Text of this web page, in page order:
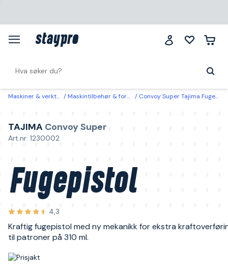
Maskiner & verktøy Maskintilbehør & forbruk Convoy Super Tajima Fugepistol
TAJIMA Convoy Super
Art.nr: 1230002
Fugepistol
4,3
Kraftig fugepistol med ny mekanikk for ekstra
til patroner på 310 ml.